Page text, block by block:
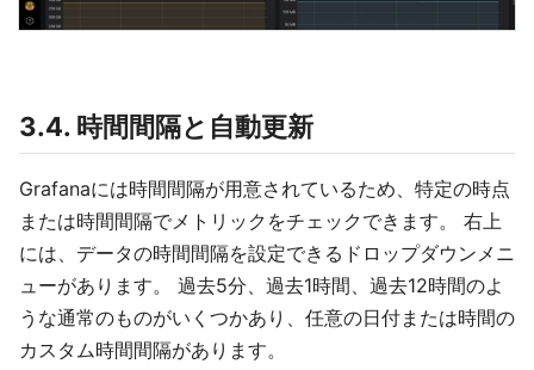
3.4. 時間間隔と自動更新
Grafanaには時間間隔が用意されているため、特定の時点
または時間間隔でメトリックをチェックできます。 右上
には、データの時間間隔を設定できるドロップダウンメニ
ューがあります。 過去5分、過去1時間、過去12時間のよ
うな通常のものがいくつかあり、任意の日付または時間の
カスタム時間間隔があります。